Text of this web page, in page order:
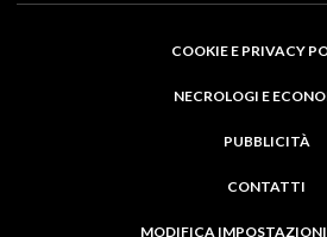
COOKIE E PRIVACY
NECROLOGI E
PUBBLICITÀ
CONTATTI
MODIFICA